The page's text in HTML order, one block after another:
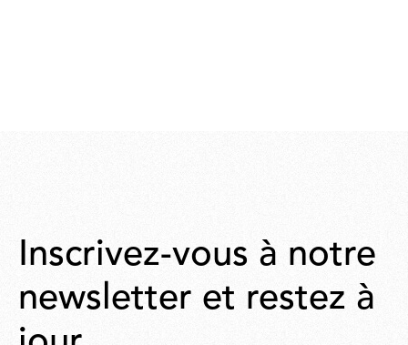
Inscrivez-vous à notre
newsletter et restez à